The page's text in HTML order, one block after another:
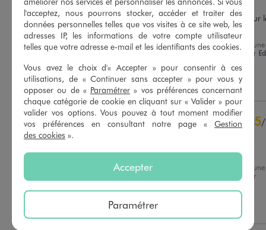
Basé sur5 avis soumis à un
Voir tous les avis sur ce site
5étoiles
2
4étoiles
3
3étoiles
0
2étoiles
0
1étoile
Confortable au maintien sur
pied
Avis du30/06/2026 , suite à une
expérience du18/06/2026 par
Utile(0) Signaler
5/
Très bien
, suite à une
10/06/2026
par
Dorothee B.
l'acceptez, nous pourrons stocker, accéder et traiter des
données personnelles telles que vos visites à ce site web, les
adresses IP, les informations de votre compte utilisateur
telles que votre adresse e-mail et les identifiants des cookies.
Vous avez le choix d'« Accepter » pour consentir à ces
utilisations, de « Continuer sans accepter » pour vous y
opposer ou de « Paramétrer » vos préférences concernant
chaque catégorie de cookie en cliquant sur « Valider » pour
valider vos options. Vous pouvez à tout moment modifier
vos préférences en consultant notre page « Gestion
des cookies ».
Accepter
Paramétrer